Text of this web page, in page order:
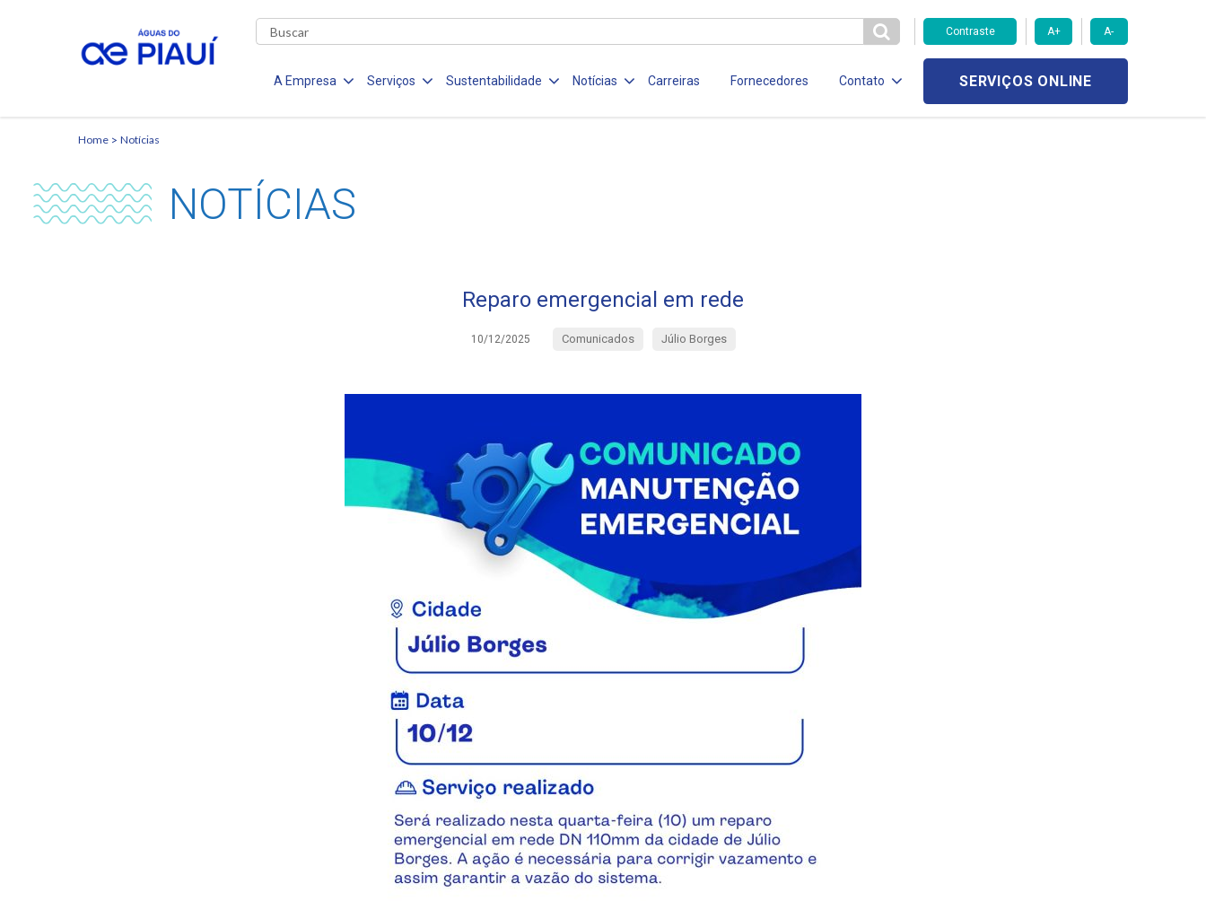
Contraste A+ A-
A Empresa Serviços Sustentabilidade Notícias Carreiras Fornecedores Contato SERVIÇOS ONLINE
Home Notícias
NOTÍCIAS
Reparo emergencial em rede
10/12/2025 Comunicados Júlio Borges